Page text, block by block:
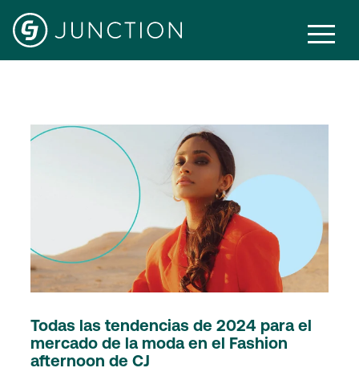
Retail
Todas las tendencias de 2024 para el
mercado de la moda en el Fashion
afternoon de CJ